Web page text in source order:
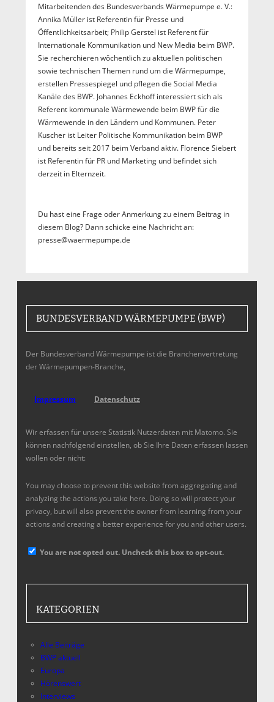
Mitarbeitenden des Bundesverbands Wärmepumpe e. V.:
Annika Müller ist Referentin für Presse und
Öffentlichkeitsarbeit; Philip Gerstel ist Referent für
Internationale Kommunikation und New Media beim BWP.
Sie recherchieren wöchentlich zu aktuellen politischen
sowie technischen Themen rund um die Wärmepumpe,
erstellen Pressespiegel und pflegen die Social Media
Kanäle des BWP. Johannes Eckhoff interessiert sich als
Referent kommunale Wärmewende beim BWP für die
Wärmewende in den Ländern und Kommunen. Peter
Kuscher ist Leiter Politische Kommunikation beim BWP
und bereits seit 2017 beim Verband aktiv. Florence Siebert
ist Referentin für PR und Marketing und befindet sich
derzeit in Elternzeit.
Du hast eine Frage oder Anmerkung zu einem Beitrag in
diesem Blog? Dann schicke eine Nachricht an:
presse@waermepumpe.de
BUNDESVERBAND WÄRMEPUMPE (BWP)
Der Bundesverband Wärmepumpe ist die Branchenvertretung
der Wärmepumpen-Branche,
Impressum Datenschutz
Wir erfassen für unsere Statistik Nutzerdaten mit Matomo. Sie
können nachfolgend einstellen, ob Sie Ihre Daten erfassen lassen
wollen oder nicht:
You may choose to prevent this website from aggregating and
analyzing the actions you take here. Doing so will protect your
privacy, but will also prevent the owner from learning from your
actions and creating a better experience for you and other users.
You are not opted out. Uncheck this box to opt-out.
KATEGORIEN
Alle Beiträge
BWP aktuell
Europa
Hörenswert
Interviews